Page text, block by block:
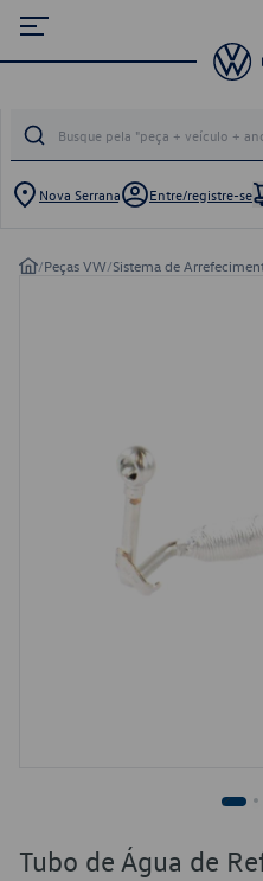
Nova Serrana Entre/registre-se
/Peças VW/Sistema de
Tubo de Água de